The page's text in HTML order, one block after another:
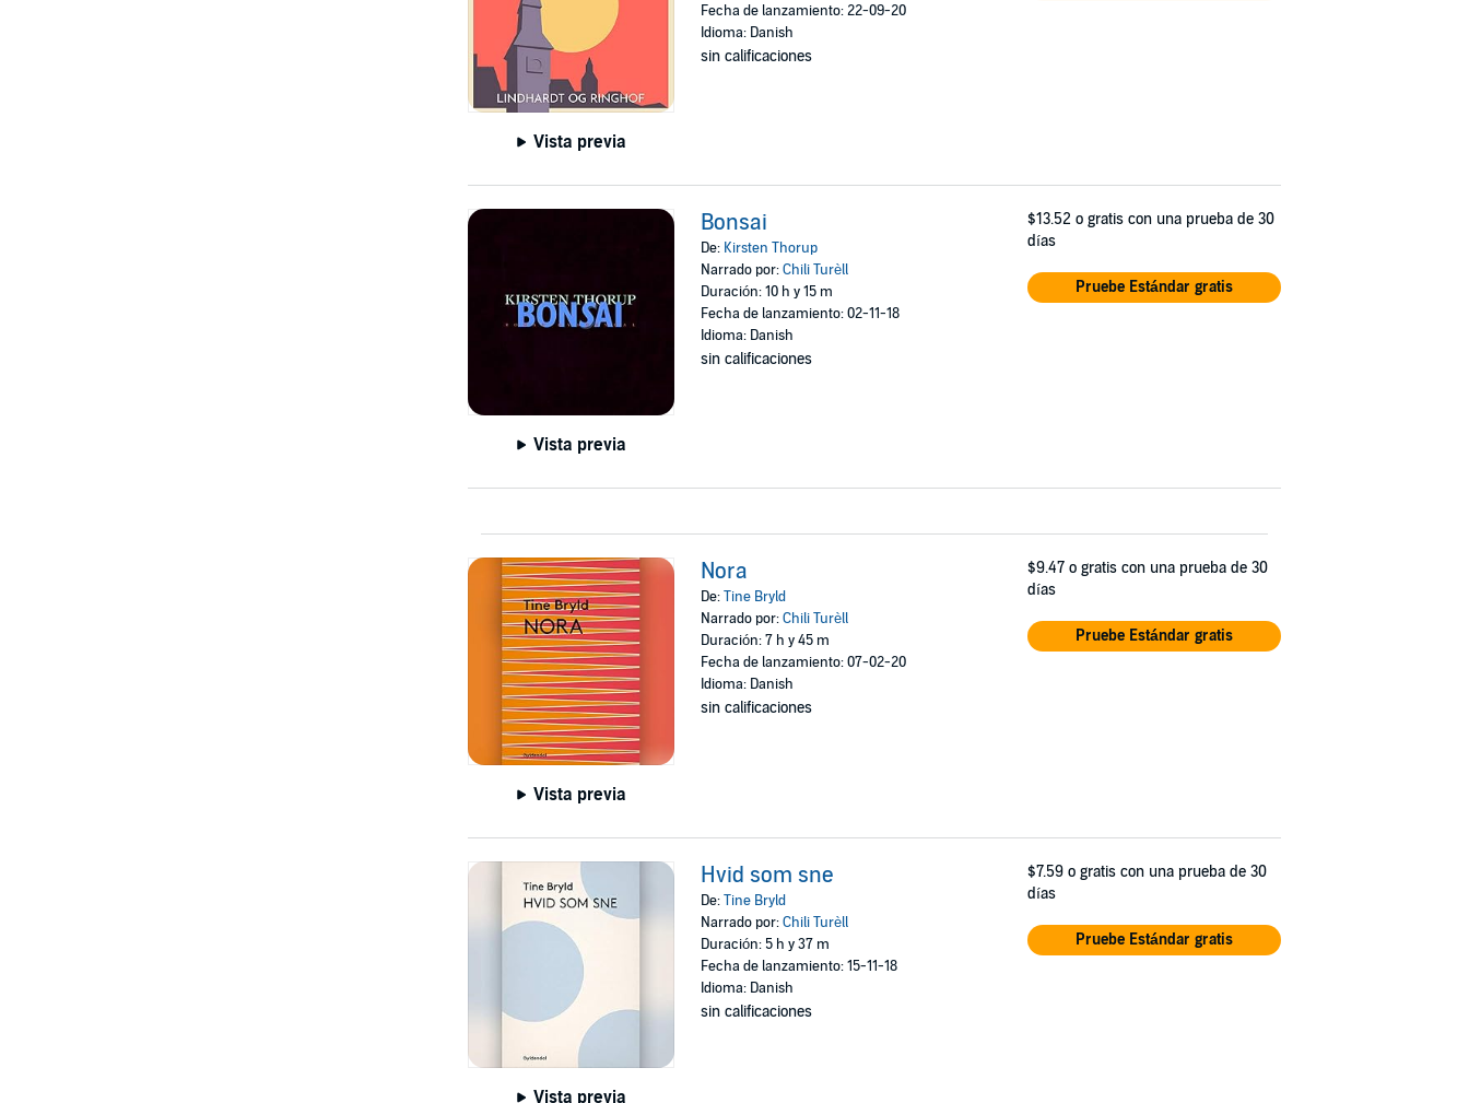
Vista previa
Fecha de lanzamiento: 22-09-20
Idioma: Danish
sin calificaciones
Vista previa
Bonsai
De: Kirsten Thorup
Narrado por:Chili Turèll
Duración: 10 h y 15 m
Fecha de lanzamiento: 02-11-18
Idioma: Danish
sin calificaciones
$13.52 o gratis con una prueba de 30
días
Pruebe Estándar gratis
Vista previa
Nora
De:Tine Bryld
Narrado por:Chili Turèll
Duración: 7 h y 45 m
Fecha de lanzamiento: 07-02-20
Idioma: Danish
sin calificaciones
$9.47 o gratis con una prueba de 30
días
Pruebe Estándar gratis
Vista previa
Hvid som sne
De:Tine Bryld
Narrado por:Chili Turèll
Duración: 5 h y 37 m
Fecha de lanzamiento: 15-11-18
Idioma: Danish
sin calificaciones
$7.59 o gratis con una prueba de 30
días
Pruebe Estándar gratis